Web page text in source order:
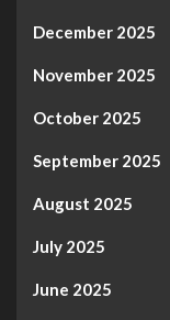
December 2025
November 2025
October 2025
September 2025
August 2025
July 2025
June 2025